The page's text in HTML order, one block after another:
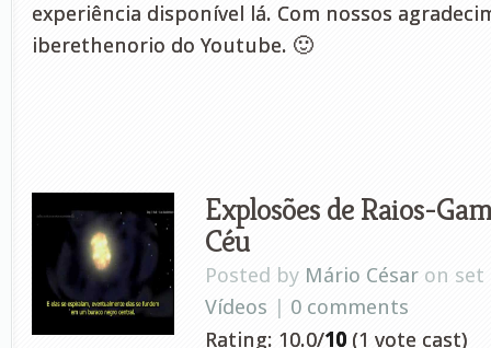
experiência disponível lá. Com nossos
iberethenorio do Youtube. 🙂
Explosões de Raios-
Céu
Posted by Mário César on set
Vídeos | 0 comments
Rating: 10.0/10 (1 vote cast)